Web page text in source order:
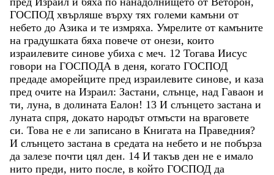
ГОСПОД хвърляше върху тях големи камъни от
небето до Азика и те измряха. Умрелите от камъните
на градушката бяха повече от онези, които
израилевите синове убиха с меч. 12 Тогава Иисус
говори на ГОСПОДА в деня, когато ГОСПОД
предаде аморейците пред израилевите синове, и каза
пред очите на Израил: Застани, слънце, над Гаваон и
ти, луна, в долината Еалон! 13 И слънцето застана и
луната спря, докато народът отмъсти на враговете
си. Това не е ли записано в Книгата на Праведния?
И слънцето застана в средата на небето и не побърза
да залезе почти цял ден. 14 И такъв ден не е имало
нито преди, нито после, в който ГОСПОД да